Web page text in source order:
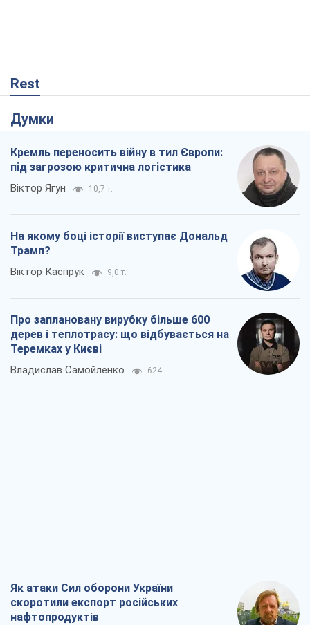
Rest
Думки
Кремль переносить війну в тил Європи:
під загрозою критична логістика
Віктор Ягун 10,7 т.
На якому боці історії виступає Дональд
Трамп?
Віктор Каспрук 9,0 т.
Про заплановану вирубку більше 600
дерев і теплотрасу: що відбувається на
Теремках у Києві
Владислав Самойленко 624
Як атаки Сил оборони України
скоротили експорт російських
нафтопродуктів